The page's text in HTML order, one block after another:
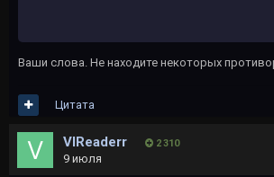
Ваши слова. Не находите некоторых
Цитата
VlReaderr 2 310
9 июля